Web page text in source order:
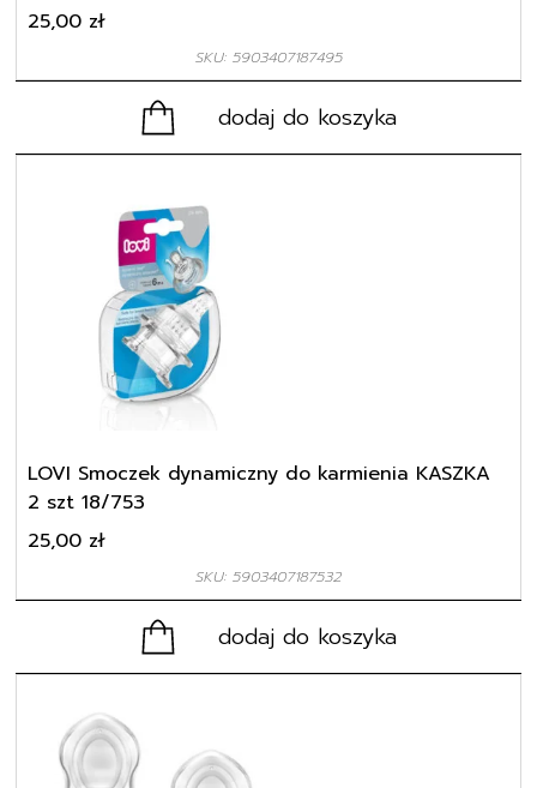
SKU: 5903407187495
25,00 zł
dodaj do koszyka
LOVI Smoczek dynamiczny do karmienia KASZKA
2 szt 18/753
SKU: 5903407187532
25,00 zł
dodaj do koszyka